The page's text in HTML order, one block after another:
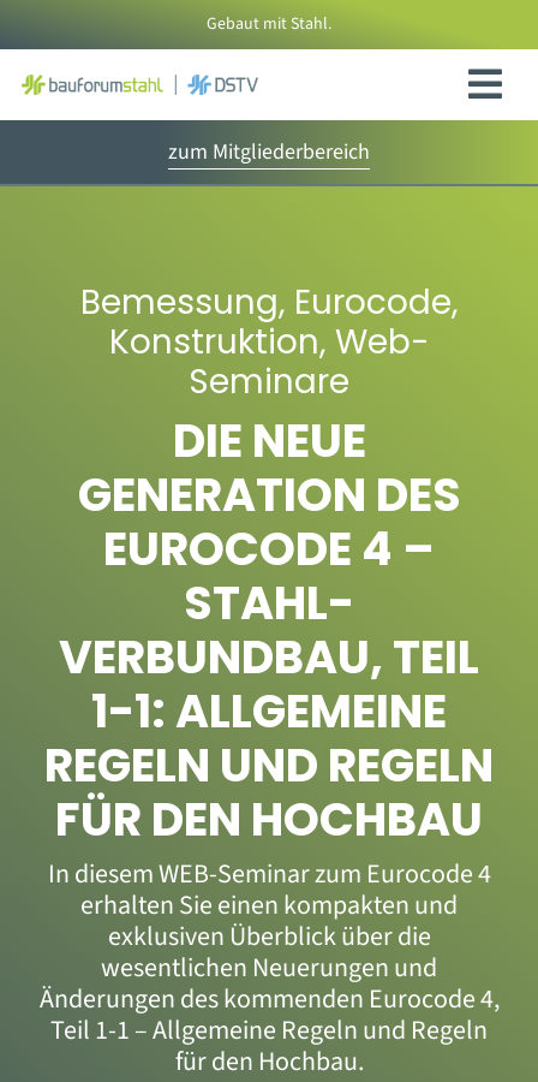
Inhalt
springen
Gebaut mit Stahl.
zum Mitgliederbereich
Bemessung, Eurocode,
Konstruktion, Web-
Seminare
DIE NEUE
GENERATION DES
EUROCODE 4 –
STAHL-
VERBUNDBAU, TEIL
1-1: ALLGEMEINE
REGELN UND REGELN
FÜR DEN HOCHBAU
In diesem WEB-Seminar zum Eurocode 4
erhalten Sie einen kompakten und
exklusiven Überblick über die
wesentlichen Neuerungen und
Änderungen des kommenden Eurocode 4,
Teil 1-1 – Allgemeine Regeln und Regeln
für den Hochbau.